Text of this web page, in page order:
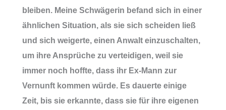
bleiben. Meine Schwägerin befand sich in einer
ähnlichen Situation, als sie sich scheiden ließ
und sich weigerte, einen Anwalt einzuschalten,
um ihre Ansprüche zu verteidigen, weil sie
immer noch hoffte, dass ihr Ex-Mann zur
Vernunft kommen würde. Es dauerte einige
Zeit, bis sie erkannte, dass sie für ihre eigenen